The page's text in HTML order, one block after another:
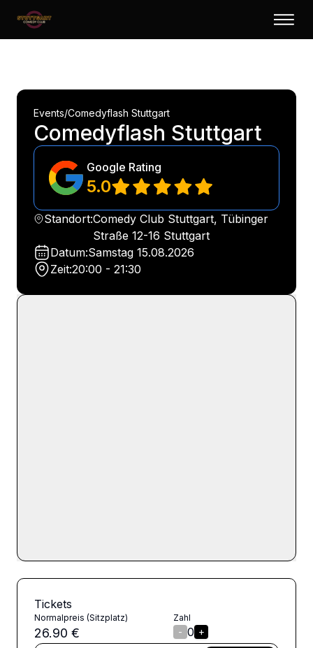
Events/Comedyflash Stuttgart
Comedyflash Stuttgart
Google Rating
5.0
Standort:Comedy Club Stuttgart, Tübinger
Straße 12-16 Stuttgart
Datum:Samstag 15.08.2026
Zeit:20:00 - 21:30
Tickets
Normalpreis (Sitzplatz)
26.90 €
Zahl
- 0 +